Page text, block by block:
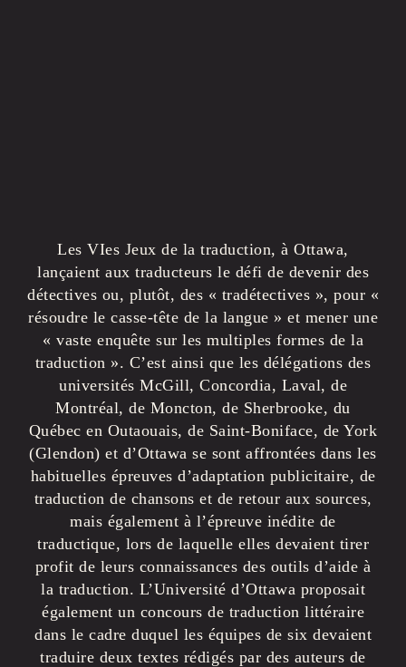
Les VIes Jeux de la traduction, à Ottawa,
lançaient aux traducteurs le défi de devenir des
détectives ou, plutôt, des « tradétectives », pour «
résoudre le casse-tête de la langue » et mener une
« vaste enquête sur les multiples formes de la
traduction ». C’est ainsi que les délégations des
universités McGill, Concordia, Laval, de
Montréal, de Moncton, de Sherbrooke, du
Québec en Outaouais, de Saint-Boniface, de York
(Glendon) et d’Ottawa se sont affrontées dans les
habituelles épreuves d’adaptation publicitaire, de
traduction de chansons et de retour aux sources,
mais également à l’épreuve inédite de
traductique, lors de laquelle elles devaient tirer
profit de leurs connaissances des outils d’aide à
la traduction. L’Université d’Ottawa proposait
également un concours de traduction littéraire
dans le cadre duquel les équipes de six devaient
traduire deux textes rédigés par des auteurs de